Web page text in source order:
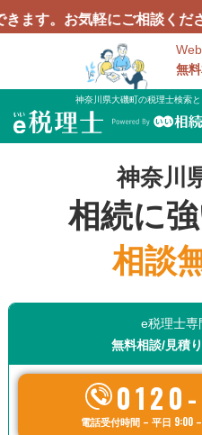
無
軽にご相談ください
神奈川県大磯町の税理士検索
神奈川
相続に
相談
e税理士専
無料相談/見積
電話受付時間 – 平日 9:00